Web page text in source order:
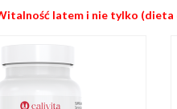
latem i nie tylko (dieta